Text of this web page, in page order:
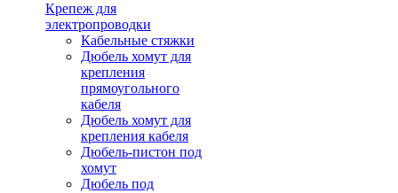
Крепеж для
электропроводки
Кабельные стяжки
Дюбель хомут для
крепления
прямоугольного
кабеля
Дюбель хомут для
крепления кабеля
Дюбель-пистон под
хомут
Дюбель под